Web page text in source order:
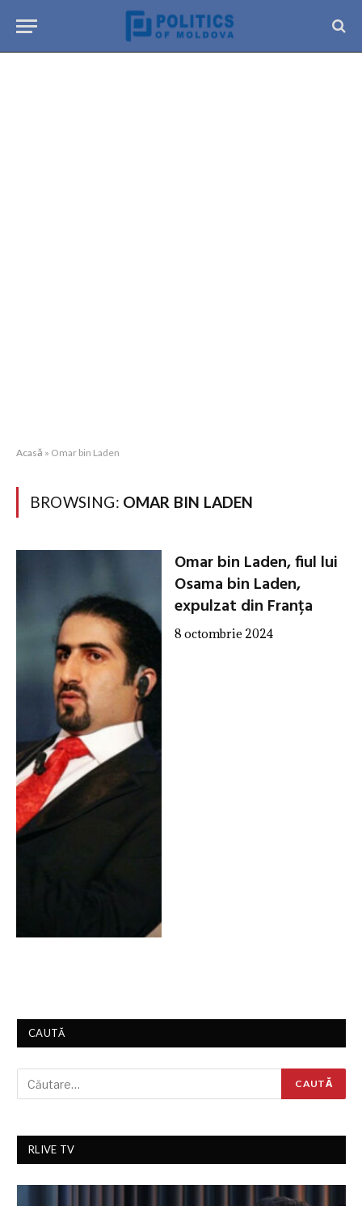
Acasă » Omar bin Laden
BROWSING: OMAR BIN LADEN
Omar bin Laden, fiul lui
Osama bin Laden,
expulzat din Franța
8 octombrie 2024
CAUTĂ
RLIVE TV